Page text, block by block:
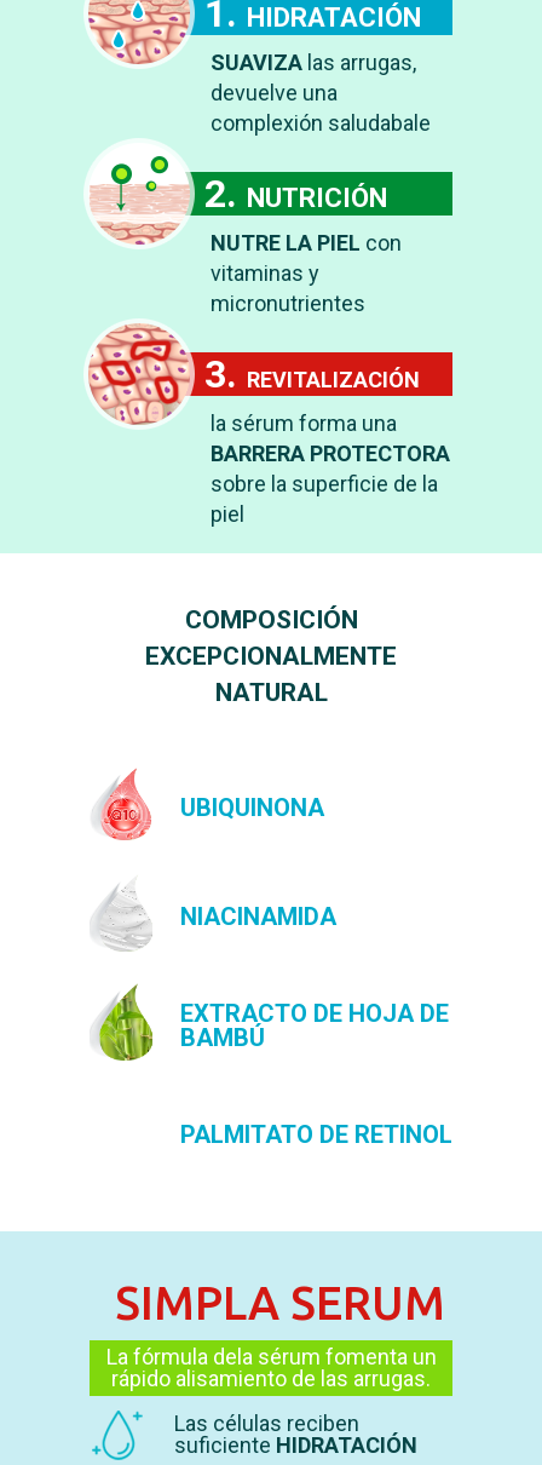
HIDRATACIÓN
SUAVIZA las arrugas,
devuelve una
complexión saludabale
NUTRICIÓN
NUTRE LA PIEL con
vitaminas y
micronutrientes
REVITALIZACIÓN
la sérum forma una
BARRERA PROTECTORA
sobre la superficie de la
piel
СOMPOSICIÓN
EXCEPCIONALMENTE
NATURAL
UBIQUINONA
NIACINAMIDA
EXTRACTO DE HOJA DE
BAMBÚ
PALMITATO DE RETINOL
SIMPLA SERUM
La fórmula dela sérum fomenta un
rápido alisamiento de las arrugas.
Las células reciben
suficiente HIDRATACIÓN